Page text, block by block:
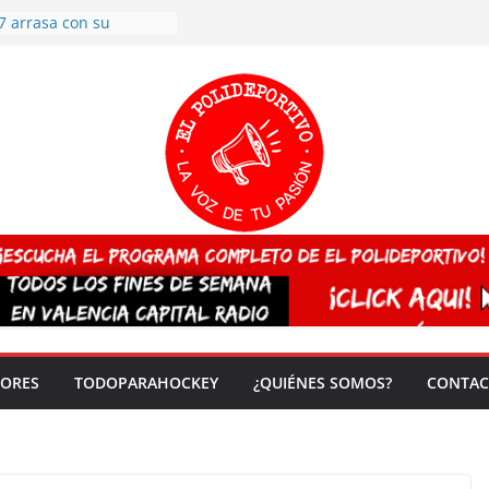
arrasa con su
España sub20
del mundo
vez!
TODOPARAHOCKEY ¿QUIÉNES SOMOS?